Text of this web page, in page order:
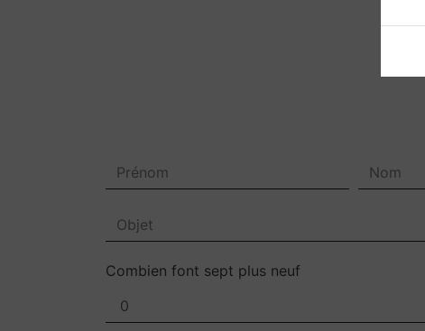
Combien font sept plus neuf